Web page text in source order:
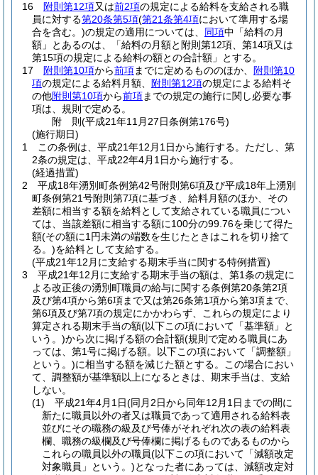
16
附則第12項又は前2項の規定による給料を支給される職
員に対する第20条第5項(第21条第4項において準用する場
合を含む。)の規定の適用については、 同項中「給料の月
額」とあるのは、「給料の月額と附則第12項、第14項又は
第15項の規定による給料の額との合計額」とする。
17
附則第10項から前項までに定めるもののほか、
附則第10
項の規定による給料月額、 附則第12項の規定による給料そ
の他附則第10項から前項までの規定の施行に関し必要な事
項は、規則で定める。
附 則(平成21年11月27日条例第176号)
(施行期日)
1
この条例は、平成21年12月1日から施行する。 ただし、第
2条の規定は、平成22年4月1日から施行する。
(経過措置)
2
平成18年湧別町条例第42号附則第6項及び平成18年上湧別
町条例第21号附則第7項に基づき、給料月額のほか、その
差額に相当する額を給料として支給されている職員につい
ては、当該差額に相当する額に100分の99.76を乗じて得た
額(その額に1円未満の端数を生じたときはこれを切り捨て
る。)を給料として支給する。
(平成21年12月に支給する期末手当に関する特例措置)
3
平成21年12月に支給する期末手当の額は、第1条の規定に
よる改正後の湧別町職員の給与に関する条例第20条第2項
及び第4項から第6項まで又は第26条第1項から第3項まで、
第6項及び第7項の規定にかかわらず、これらの規定により
算定される期末手当の額(以下この項において「基準額」と
いう。)から次に掲げる額の合計額(規則で定める職員にあ
っては、第1号に掲げる額。以下この項において「調整額」
という。)に相当する額を減じた額とする。
この場合におい
て、調整額が基準額以上になるときは、期末手当は、支給
しない。
(1)
平成21年4月1日(同月2日から同年12月1日までの間に
新たに職員以外の者又は職員であって適用される給料表
並びにその職務の級及び号俸がそれぞれ次の表の給料表
欄、職務の級欄及び号俸欄に掲げるものであるものから
これらの職員以外の職員(以下この項において「減額改定
対象職員」という。)となった者にあっては、減額改定対